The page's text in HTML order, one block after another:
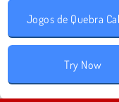
Jogos de Quebra
Try Now